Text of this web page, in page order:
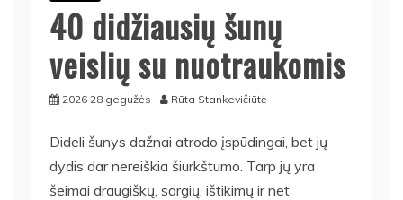
40 didžiausių šunų
veislių su nuotraukomis
2026 28 gegužės Rūta Stankevičiūtė
Dideli šunys dažnai atrodo įspūdingai, bet jų
dydis dar nereiškia šiurkštumo. Tarp jų yra
šeimai draugiškų, sargių, ištikimų ir net